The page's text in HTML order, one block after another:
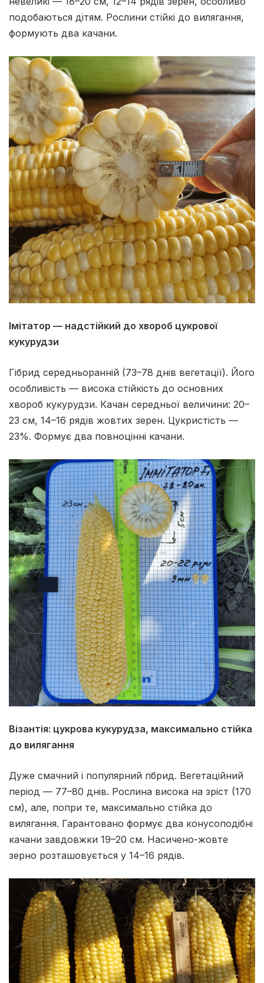
подобаються дітям. Рослини стійкі до вилягання,
формують два качани.
Імітатор — надстійкий до хвороб цукрової
кукурудзи
Гібрид середньоранній (73–78 днів вегетації). Його
особливість — висока стійкість до основних
хвороб кукурудзи. Качан середньої величини: 20–
23 см, 14–16 рядів жовтих зерен. Цукристість —
23%. Формує два повноцінні качани.
Візантія: цукрова кукурудза, максимально стійка
до вилягання
Дуже смачний і популярний гібрид. Вегетаційний
період — 77–80 днів. Рослина висока на зріст (170
см), але, попри те, максимально стійка до
вилягання. Гарантовано формує два конусоподібні
качани завдовжки 19–20 см. Насичено-жовте
зерно розташовується у 14–16 рядів.